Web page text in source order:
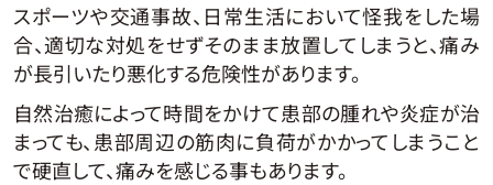
スポーツや交通事故、日常生活において怪我をした場
合、適切な対処をせずそのまま放置してしまうと、痛み
が長引いたり悪化する危険性があります。
自然治癒によって時間をかけて患部の腫れや炎症が治
まっても、患部周辺の筋肉に負荷がかかってしまうこと
で硬直して、痛みを感じる事もあります。